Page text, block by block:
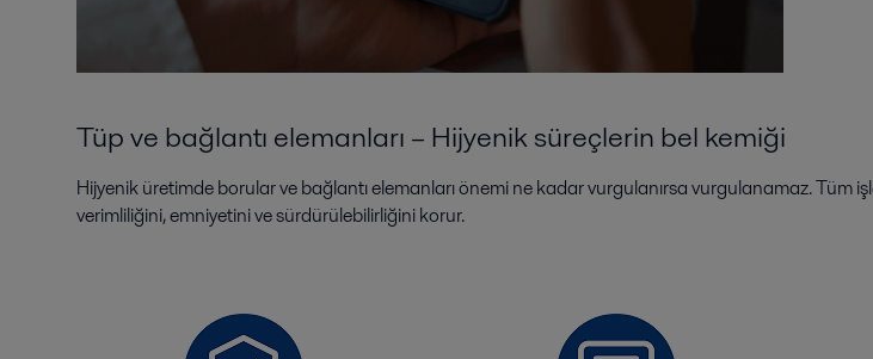
Tüp ve bağlantı elemanları – Hijyenik süreçlerin bel kemiği
Hijyenik üretimde borular ve bağlantı elemanları önemi ne kadar vurgulanırsa vurgulanamaz. Tüm
verimliliğini, emniyetini ve sürdürülebilirliğini korur.